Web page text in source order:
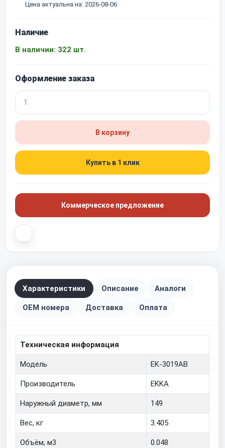
Цена актуальна на: 2026-08-06
Наличие
В наличии: 322 шт.
Оформление заказа
В корзину
Купить в 1 клик
Коммерческое предложение
Характеристики Описание Аналоги
OEM номера Доставка Оплата
Техническая информация
Модель EK-3019AB
Производитель EKKA
Наружный диаметр, мм 149
Вес, кг 3.405
Объём, м3 0.048